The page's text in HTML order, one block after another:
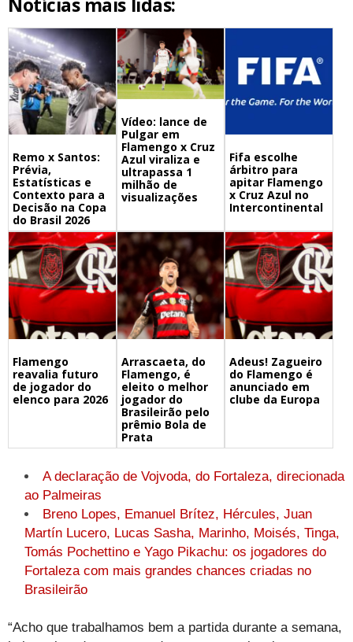
Remo x Santos:
Prévia,
Estatísticas e
Contexto para a
Decisão na Copa
do Brasil 2026
Vídeo: lance de
Pulgar em
Flamengo x Cruz
Azul viraliza e
ultrapassa 1
milhão de
visualizações
Fifa escolhe
árbitro para
apitar Flamengo
x Cruz Azul no
Intercontinental
Flamengo
reavalia futuro
de jogador do
elenco para 2026
Arrascaeta, do
Flamengo, é
eleito o melhor
jogador do
Brasileirão pelo
prêmio Bola de
Prata
Adeus! Zagueiro
do Flamengo é
anunciado em
clube da Europa
A declaração de Vojvoda, do Fortaleza, direcionada
ao Palmeiras
Breno Lopes, Emanuel Brítez, Hércules, Juan
Martín Lucero, Lucas Sasha, Marinho, Moisés, Tinga,
Tomás Pochettino e Yago Pikachu: os jogadores do
Fortaleza com mais grandes chances criadas no
Brasileirão
“Acho que trabalhamos bem a partida durante a semana,